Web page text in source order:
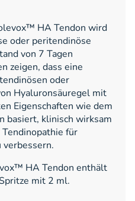
HA Tendon wird
oder peritendinöse
von 7 Tagen
zeigen, dass eine
oder
Hyaluronsäuregel mit
Eigenschaften wie dem
basiert, klinisch wirksam
für
HA Tendon enthält
mit 2 ml.